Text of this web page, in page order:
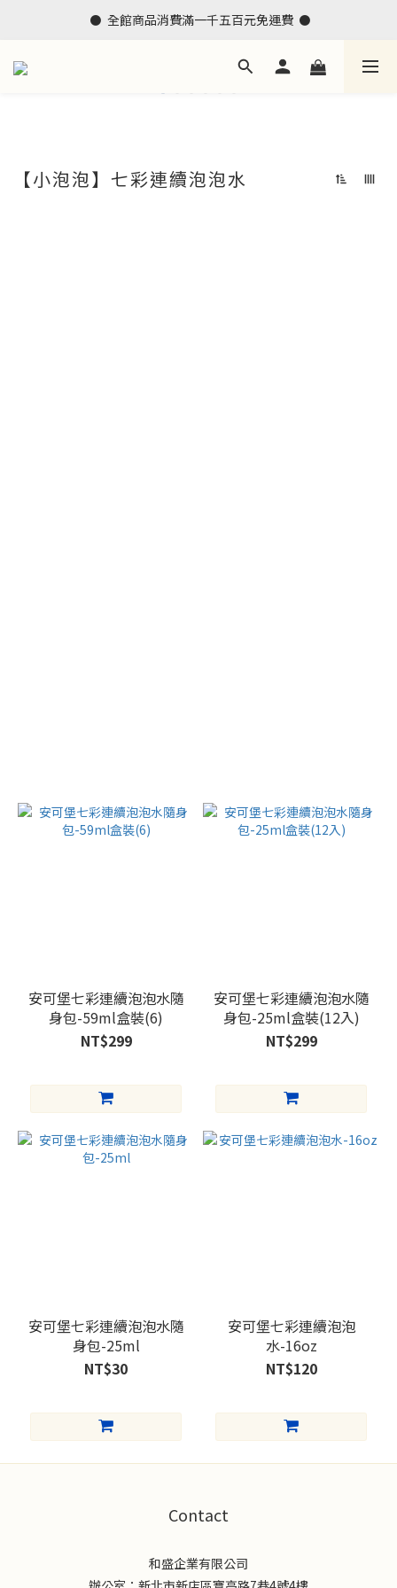
⚫  全館商品消費滿一千五百元免運費  ⚫
【小泡泡】七彩連續泡泡水
安可堡七彩連續泡泡水隨
身包-59ml盒裝(6)
NT$299
安可堡七彩連續泡泡水隨
身包-25ml盒裝(12入)
NT$299
安可堡七彩連續泡泡水隨
身包-25ml
NT$30
安可堡七彩連續泡泡
水-16oz
NT$120
Contact
和盛企業有限公司